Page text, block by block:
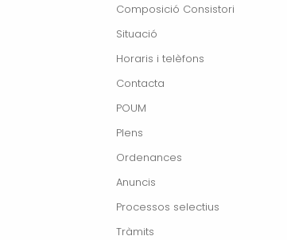
Composició Consistori
Situació
Horaris i telèfons
Contacta
POUM
Plens
Ordenances
Anuncis
Processos selectius
Tràmits